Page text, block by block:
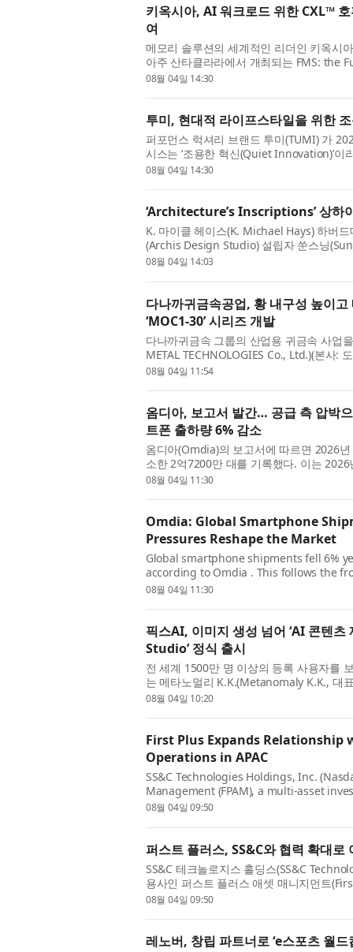
키옥시아, AI 워크로드 위한 CXL™ 호
여
메모리 솔루션의 세계적인 리더인 키옥시
아주 산타클라라에서 개최되는 FMS: the
리지) 행사의 키옥시아 부스에서 컴퓨트
08월 04일 14:30
투미, 현대적 라이프스타일을 위한
퍼포먼스 럭셔리 브랜드 투미(TUMI) 가
시스는 ‘조용한 혁신(Quiet Innovation)’
부드럽고 가벼운 나일론 소재를 적용한 컬
08월 04일 14:30
‘Architecture’s Inscriptions’ 상하
K. 마이클 헤이스(K. Michael Hays) 하버
(Archis Design Studio) 설립자 쑨스닝
‘Architecture’s Inscriptions(건축의 새김
08월 04일 14:03
다나까귀금속공업, 황 내구성 높이
‘MOC1-30’ 시리즈 개발
다나까귀금속 그룹의 산업용 귀금속 사업
METAL TECHNOLOGIES Co., Ltd.)(본사:
TANAKA)이 황(S) 내구성이 우수하고 장
08월 04일 11:54
옴디아, 보고서 발간… 공급 측 압박
트폰 출하량 6% 감소
옴디아(Omdia)의 보고서에 따르면 2026
소한 2억7200만 대를 기록했다. 이는
의 조정 국면으로 전환된 데 따른 것이다.
08월 04일 11:30
Omdia: Global Smartphone
Pressures Reshape the Market
Global smartphone shipments fell 6%
according to Omdia . This follows the
the adjustment phase of the memory
08월 04일 11:30
픽스AI, 이미지 생성 넘어 ‘AI 콘텐
Studio’ 정식 출시
전 세계 1500만 명 이상의 등록 사용자를
는 메타노멀리 K.K.(Metanomaly K.K., 대
리를 하나의 시각적 제작 흐름으로 연결하
08월 04일 10:20
First Plus Expands Relationship
Operations in APAC
SS&C Technologies Holdings, Inc.
Management (FPAM), a multi-asset
provide cross-border operations
08월 04일 09:50
퍼스트 플러스, SS&C와 협력 확대
SS&C 테크놀로지스 홀딩스(SS&C
용사인 퍼스트 플러스 애셋 매니지먼트
의 크로스보더 운영 지원을 위한 파트너로
08월 04일 09:50
레노버, 창립 파트너로 ‘e스포츠 월드